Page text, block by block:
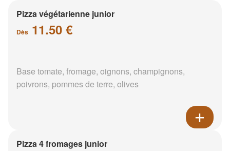
Pizza végétarienne junior
Dès 11.50 €
Base tomate, fromage, oignons, champignons,
poivrons, pommes de terre, olives
Pizza 4 fromages junior